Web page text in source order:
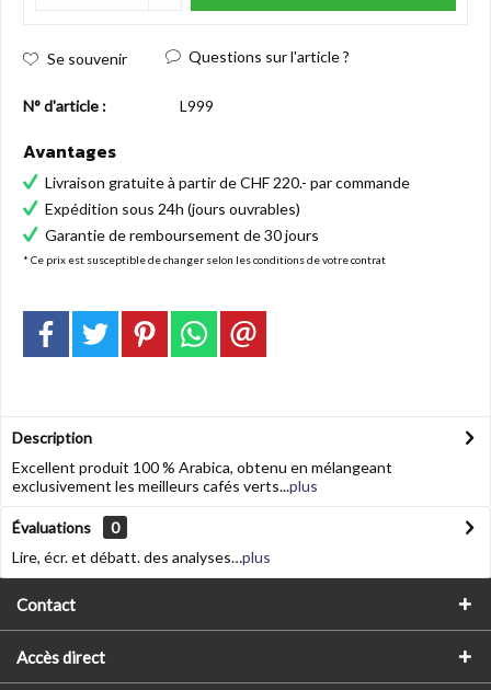
Se souvenir Questions sur l'article ?
N° d'article : L999
Avantages
Livraison gratuite à partir de CHF 220.- par commande
Expédition sous 24h (jours ouvrables)
Garantie de remboursement de 30 jours
* Ce prix est susceptible de changer selon les conditions de votre contrat
Description
Excellent produit 100 % Arabica, obtenu en mélangeant
exclusivement les meilleurs cafés verts...plus
Évaluations
0
Lire, écr. et débatt. des analyses…plus
Contact
Accès direct